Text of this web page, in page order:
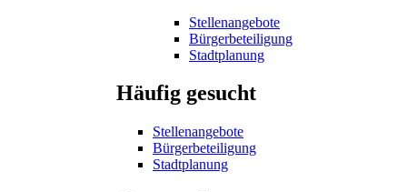
Stellenangebote
Bürgerbeteiligung
Stadtplanung
Häufig gesucht
Stellenangebote
Bürgerbeteiligung
Stadtplanung